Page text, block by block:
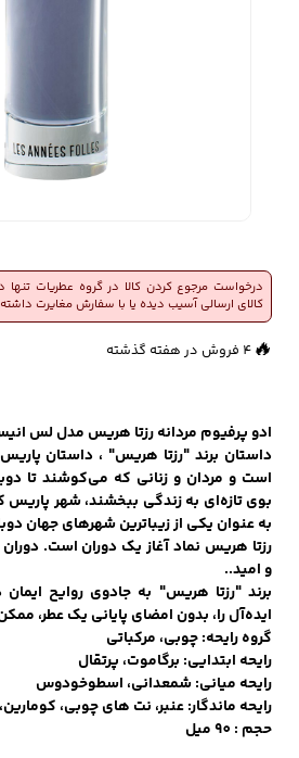
سویشرت و هودی
کیف مردانه
کیف
لباس زیر و راحتی
مردانه
ادو پرفیوم مردانه رزتا هریس مدل لس
داستان برند "رزتا هریس" ، داستان
است و مردان و زنانی که می‌کوشند تا
بوی تازه‌ای به زندگی ببخشند، شهر پاریس
به عنوان یکی از زیباترین شهرهای جهان
رزتا هریس نماد آغاز یک دوران است.
و امید..
برند "رزتا هریس" به جادوی روایح
ایده‌آل را، بدون امضای پایانی یک عطر،
گروه رایحه: چوبی، مرکباتی
رایحه‌ ابتدایی: برگاموت، پرتقال
رایحه میانی: شمعدانی، اسطوخودوس
رایحه ماندگار: عنبر، نت های چوبی،
حجم : 90 میل
درخواست مرجوع کردن کالا در گروه عطریات
کالای ارسالی آسیب دیده یا با سفارش مغایرت
🔥 4 فروش در هفته گذشته